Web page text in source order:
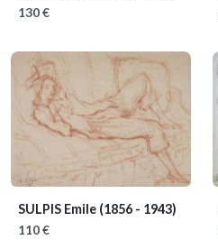
130 €
SULPIS Emile (1856 - 1943)
110 €